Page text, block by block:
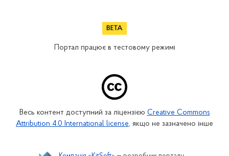
Портал працює в тестовому режимі
Весь контент доступний за ліцензією Creative Commons
Attribution 4.0 International license, якщо не зазначено інше